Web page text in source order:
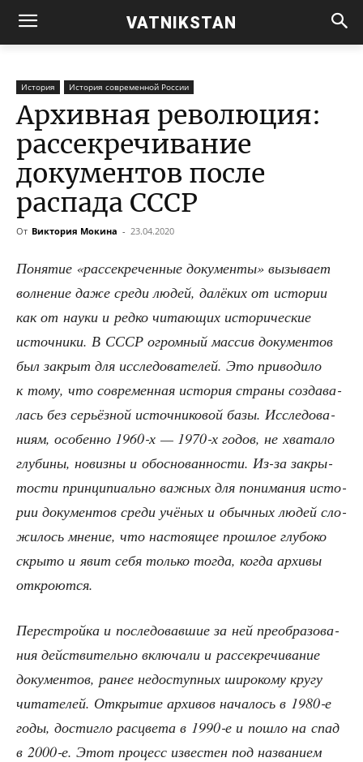
VATNIKSTAN
История История современной России
Архивная революция:
рассекречивание
документов после
распада СССР
От Виктория Мокина - 23.04.2020
Поня­тие «рас­сек­ре­чен­ные доку­мен­ты» вызы­ва­ет
вол­не­ние даже сре­ди людей, далё­ких от исто­рии
как от нау­ки и ред­ко чита­ю­щих исто­ри­че­ские
источ­ни­ки. В СССР огром­ный мас­сив доку­мен­тов
был закрыт для иссле­до­ва­те­лей. Это при­во­ди­ло
к тому, что совре­мен­ная исто­рия стра­ны созда­ва­
лась без серьёз­ной источ­ни­ко­вой базы. Иссле­до­ва­
ни­ям, осо­бен­но 1960‑х — 1970‑х годов, не хва­та­ло
глу­би­ны, новиз­ны и обос­но­ван­но­сти. Из-за закры­
то­сти прин­ци­пи­аль­но важ­ных для пони­ма­ния исто­
рии доку­мен­тов сре­ди учё­ных и обыч­ных людей сло­
жи­лось мне­ние, что насто­я­щее про­шлое глу­бо­ко
скры­то и явит себя толь­ко тогда, когда архи­вы
откроются.
Пере­строй­ка и после­до­вав­шие за ней пре­об­ра­зо­ва­
ния дей­стви­тель­но вклю­ча­ли и рас­сек­ре­чи­ва­ние
доку­мен­тов, ранее недо­ступ­ных широ­ко­му кру­гу
чита­те­лей. Откры­тие архи­вов нача­лось в 1980‑е
годы, достиг­ло рас­цве­та в 1990‑е и пошло на спад
в 2000‑е. Этот про­цесс изве­стен под назва­ни­ем